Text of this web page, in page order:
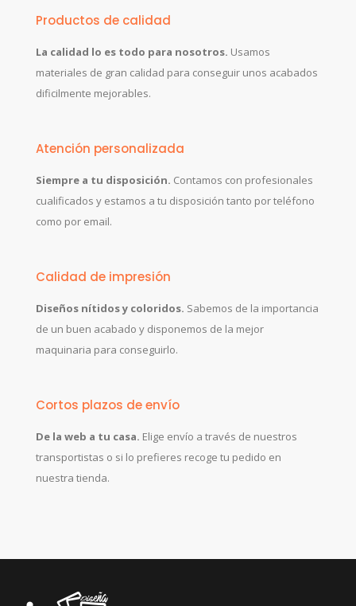
Productos de calidad
La calidad lo es todo para nosotros. Usamos
materiales de gran calidad para conseguir unos acabados
dificilmente mejorables.
Atención personalizada
Siempre a tu disposición. Contamos con profesionales
cualificados y estamos a tu disposición tanto por teléfono
como por email.
Calidad de impresión
Diseños nítidos y coloridos. Sabemos de la importancia
de un buen acabado y disponemos de la mejor
maquinaria para conseguirlo.
Cortos plazos de envío
De la web a tu casa. Elige envío a través de nuestros
transportistas o si lo prefieres recoge tu pedido en
nuestra tienda.